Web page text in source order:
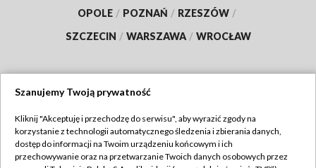
OPOLE / POZNAŃ / RZESZÓW /
SZCZECIN / WARSZAWA / WROCŁAW
TVP
Abonament TVP
Regulamin TVP
Szanujemy Twoją prywatność
Kliknij "Akceptuję i przechodzę do serwisu", aby wyrazić zgody na
korzystanie z technologii automatycznego śledzenia i zbierania danych,
dostęp do informacji na Twoim urządzeniu końcowym i ich
przechowywanie oraz na przetwarzanie Twoich danych osobowych przez